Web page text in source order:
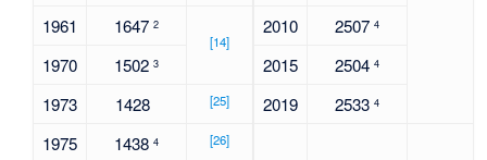
1961
16472
[14]
1970 15023
1973 1428 [25]
1975 14384 [26]
2010 25074
2015 25044
2019 25334